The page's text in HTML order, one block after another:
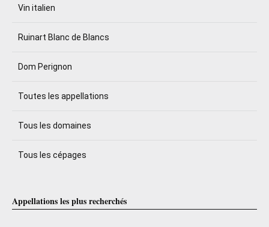
Vin italien
Ruinart Blanc de Blancs
Dom Perignon
Toutes les appellations
Tous les domaines
Tous les cépages
Appellations les plus recherchés